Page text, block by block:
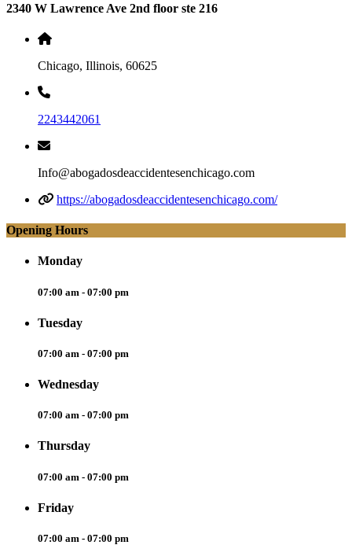
2340 W Lawrence Ave 2nd floor ste 216
Chicago, Illinois, 60625
2243442061
Info@abogadosdeaccidentesenchicago.com
https://abogadosdeaccidentesenchicago.com/
Opening Hours
Monday
07:00 am - 07:00 pm
Tuesday
07:00 am - 07:00 pm
Wednesday
07:00 am - 07:00 pm
Thursday
07:00 am - 07:00 pm
Friday
07:00 am - 07:00 pm